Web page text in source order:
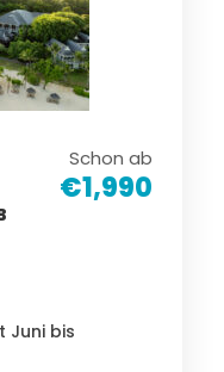
Schon ab
€1,990
Juni bis